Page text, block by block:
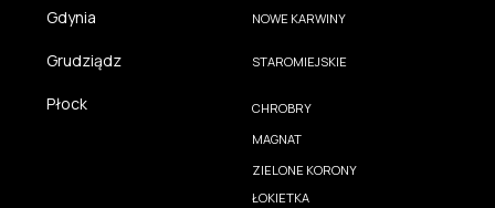
Gdynia NOWE KARWINY
Grudziądz STAROMIEJSKIE
Płock
CHROBRY
MAGNAT
ZIELONE KORONY
ŁOKIETKA